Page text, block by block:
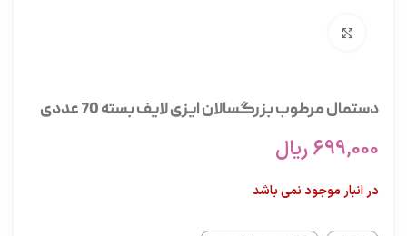
دستمال مرطوب بزرگسالان ایزی لایف بسته 70 عددی
699,000ریال
در انبار موجود نمی باشد